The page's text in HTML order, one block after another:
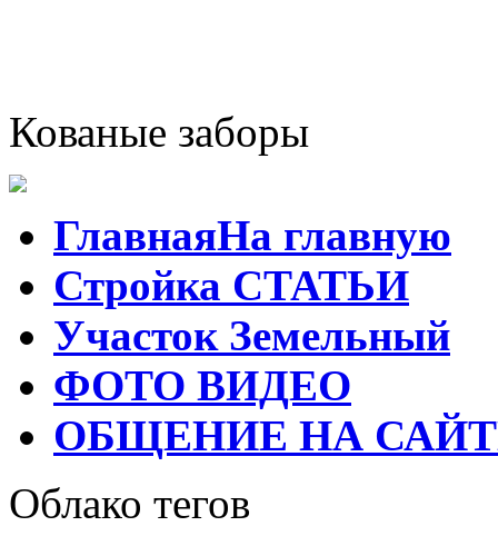
Кованые заборы
ГлавнаяНа главную
Стройка СТАТЬИ
Участок Земельный
ФОТО ВИДЕО
ОБЩЕНИЕ НА
Облако тегов